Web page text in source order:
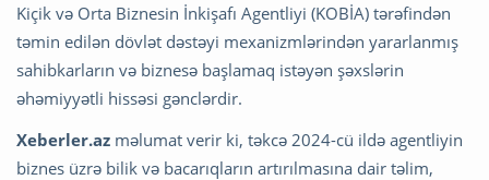
Kiçik və Orta Biznesin İnkişafı Agentliyi (KOBİA) tərəfindən
təmin edilən dövlət dəstəyi mexanizmlərindən yararlanmış
sahibkarların və biznesə başlamaq istəyən şəxslərin
əhəmiyyətli hissəsi gənclərdir.
Xeberler.az məlumat verir ki, təkcə 2024-cü ildə agentliyin
biznes üzrə bilik və bacarıqların artırılmasına dair təlim,